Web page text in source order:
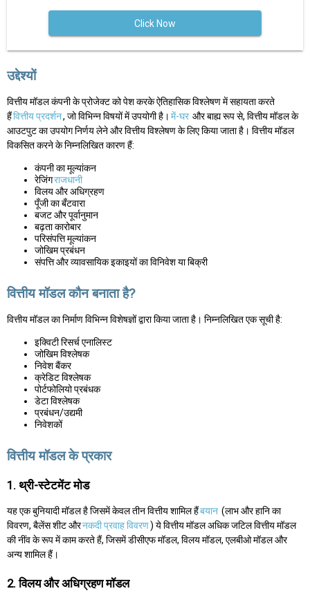
Click Now
उद्देश्यों
वित्तीय मॉडल कंपनी के प्रोजेक्ट को पेश करके ऐतिहासिक विश्लेषण में सहायता करते
हैंवित्तीय प्रदर्शन, जो विभिन्न विषयों में उपयोगी है। में-घर और बाह्य रूप से, वित्तीय मॉडल के
आउटपुट का उपयोग निर्णय लेने और वित्तीय विश्लेषण के लिए किया जाता है। वित्तीय मॉडल
विकसित करने के निम्नलिखित कारण हैं:
कंपनी का मूल्यांकन
रेजिंगराजधानी
विलय और अधिग्रहण
पूँजी का बँटवारा
बजट और पूर्वानुमान
बढ़ता कारोबार
परिसंपत्ति मूल्यांकन
जोखिम प्रबंधन
संपत्ति और व्यावसायिक इकाइयों का विनिवेश या बिक्री
वित्तीय मॉडल कौन बनाता है?
वित्तीय मॉडल का निर्माण विभिन्न विशेषज्ञों द्वारा किया जाता है। निम्नलिखित एक सूची है:
इक्विटी रिसर्च एनालिस्ट
जोखिम विश्लेषक
निवेश बैंकर
क्रेडिट विश्लेषक
पोर्टफोलियो प्रबंधक
डेटा विश्लेषक
प्रबंधन/उद्यमी
निवेशकों
वित्तीय मॉडल के प्रकार
1. थ्री-स्टेटमेंट मोड
यह एक बुनियादी मॉडल है जिसमें केवल तीन वित्तीय शामिल हैंबयान (लाभ और हानि का
विवरण, बैलेंस शीट औरनकदी प्रवाह विवरण) ये वित्तीय मॉडल अधिक जटिल वित्तीय मॉडल
की नींव के रूप में काम करते हैं, जिसमें डीसीएफ मॉडल, विलय मॉडल, एलबीओ मॉडल और
अन्य शामिल हैं।
2. विलय और अधिग्रहण मॉडल